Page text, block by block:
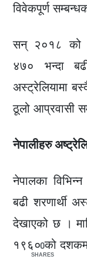
विवेकपूर्ण
सन् २०१८ को
४७० भन्दा
अस्ट्रेलियामा
ठूलो आप्रवासी
नेपालीहरु
नेपालका
बढी शरणार्थी
देखाएको छ ।
१९६० को
0
SHARES